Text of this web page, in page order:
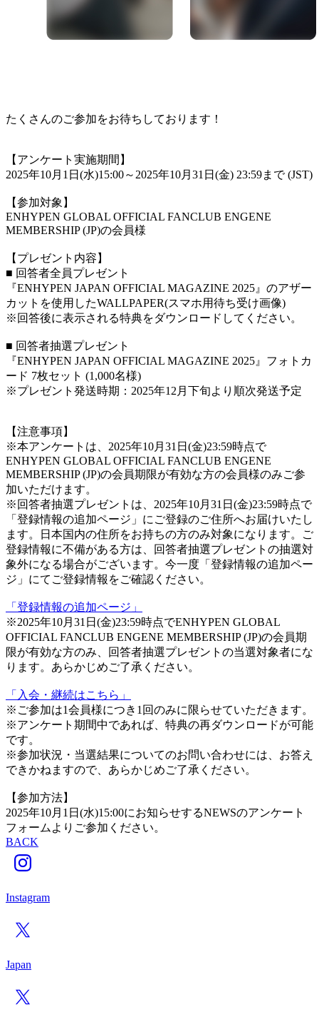
たくさんのご参加をお待ちしております！
【アンケート実施期間】
2025年10月1日(水)15:00～2025年10月31日(金) 23:59まで (JST)
【参加対象】
ENHYPEN GLOBAL OFFICIAL FANCLUB ENGENE
MEMBERSHIP (JP)の会員様
【プレゼント内容】
■ 回答者全員プレゼント
『ENHYPEN JAPAN OFFICIAL MAGAZINE 2025』のアザー
カットを使用したWALLPAPER(スマホ用待ち受け画像)
※回答後に表示される特典をダウンロードしてください。
■ 回答者抽選プレゼント
『ENHYPEN JAPAN OFFICIAL MAGAZINE 2025』フォトカ
ード 7枚セット (1,000名様)
※プレゼント発送時期：2025年12月下旬より順次発送予定
【注意事項】
※本アンケートは、2025年10月31日(金)23:59時点で
ENHYPEN GLOBAL OFFICIAL FANCLUB ENGENE
MEMBERSHIP (JP)の会員期限が有効な方の会員様のみご参
加いただけます。
※回答者抽選プレゼントは、2025年10月31日(金)23:59時点で
「登録情報の追加ページ」にご登録のご住所へお届けいたし
ます。日本国内の住所をお持ちの方のみ対象になります。ご
登録情報に不備がある方は、回答者抽選プレゼントの抽選対
象外になる場合がございます。今一度「登録情報の追加ペー
ジ」にてご登録情報をご確認ください。
「登録情報の追加ページ」
※2025年10月31日(金)23:59時点でENHYPEN GLOBAL
OFFICIAL FANCLUB ENGENE MEMBERSHIP (JP)の会員期
限が有効な方のみ、回答者抽選プレゼントの当選対象者にな
ります。あらかじめご了承ください。
「入会・継続はこちら」
※ご参加は1会員様につき1回のみに限らせていただきます。
※アンケート期間中であれば、特典の再ダウンロードが可能
です。
※参加状況・当選結果についてのお問い合わせには、お答え
できかねますので、あらかじめご了承ください。
【参加方法】
2025年10月1日(水)15:00にお知らせするNEWSのアンケート
フォームよりご参加ください。
BACK
Instagram
Japan